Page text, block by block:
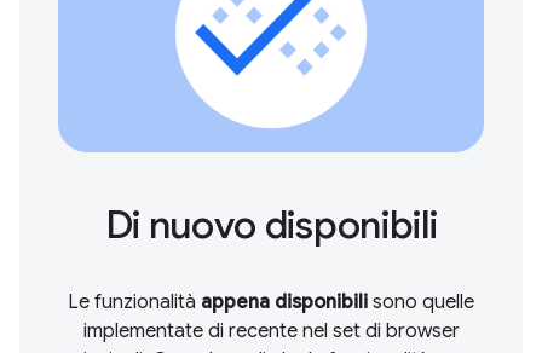
Di nuovo disponibili
Le funzionalità appena disponibili sono quelle
implementate di recente nel set di browser